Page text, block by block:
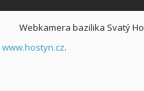
Webkamera bazilika Svatý
www.hostyn.cz.